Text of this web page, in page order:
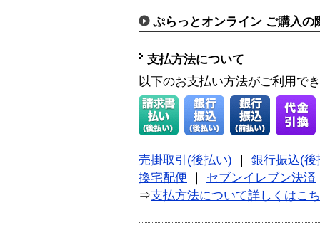
ぷらっとオンライン ご購入の
支払方法について
以下のお支払い方法がご利用で
売掛取引(後払い)
銀行振込(後
換宅配便
セブンイレブン決済
⇒支払方法について詳しくはこ